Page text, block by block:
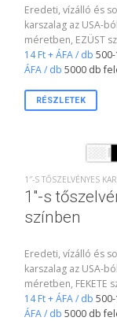
Eredeti, vízálló és
karszalag az USA-
méretben, EZÜST
14 Ft + ÁFA / db
ÁFA / db 5000 db
RÉSZLETEK
1″-S TŐSZELVÉNYES
1″-s
színben
Eredeti, vízálló és
karszalag az USA-
méretben, FEKETE
14 Ft + ÁFA / db
ÁFA / db 5000 db